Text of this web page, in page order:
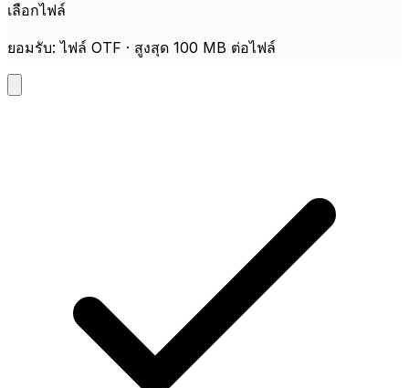
เลือกไฟล์
ยอมรับ: ไฟล์ OTF · สูงสุด 100 MB ต่อไฟล์